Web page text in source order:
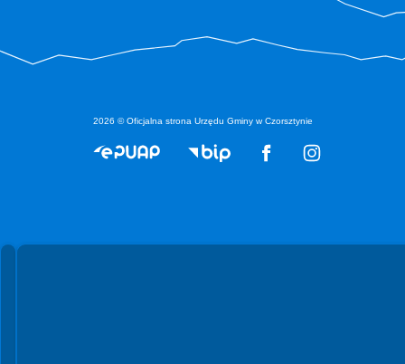
2026 © Oficjalna strona Urzędu Gminy w Czorsztynie
Spełniamy standardy WCAG 2.2
Spełniamy standardy W3C